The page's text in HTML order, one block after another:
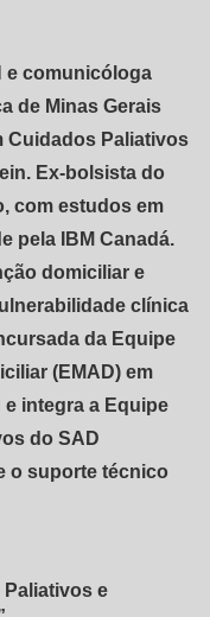
e comunicóloga
de Minas Gerais
Cuidados Paliativos
Ex-bolsista do
com estudos em
pela IBM Canadá.
domiciliar e
clínica
da Equipe
(EMAD) em
integra a Equipe
do SAD
o suporte técnico
Paliativos e